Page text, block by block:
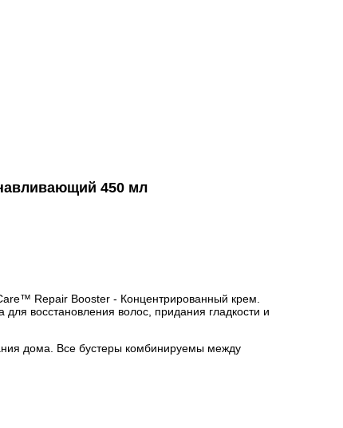
450 мл
Repair Booster - Концентрированный крем.
восстановления волос, придания гладкости и
дома. Все бустеры комбинируемы между